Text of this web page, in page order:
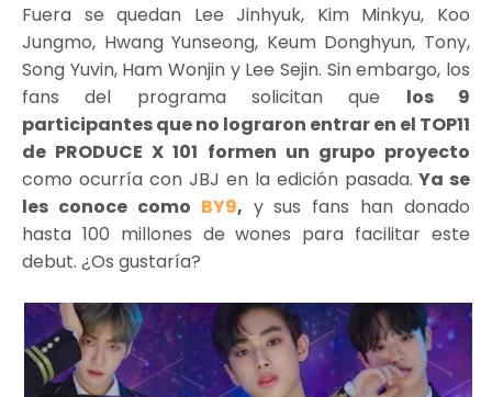
Fuera se quedan Lee Jinhyuk, Kim Minkyu, Koo
Jungmo, Hwang Yunseong, Keum Donghyun, Tony,
Song Yuvin, Ham Wonjin y Lee Sejin. Sin embargo, los
fans del programa solicitan que los 9
participantes que no lograron entrar en el TOP11
de PRODUCE X 101 formen un grupo proyecto
como ocurría con JBJ en la edición pasada. Ya se
les conoce como BY9, y sus fans han donado
hasta 100 millones de wones para facilitar este
debut. ¿Os gustaría?